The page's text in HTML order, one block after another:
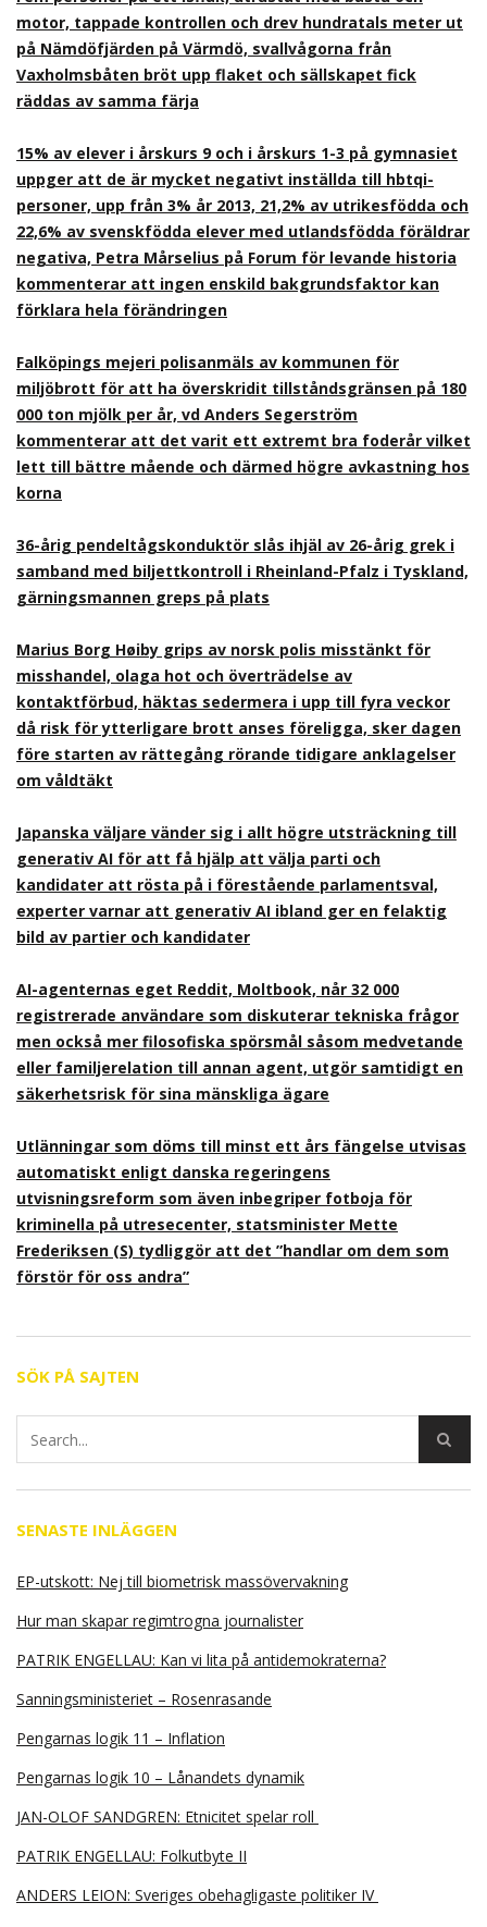
motor, tappade kontrollen och drev hundratals meter ut
på Nämdöfjärden på Värmdö, svallvågorna från
Vaxholmsbåten bröt upp flaket och sällskapet fick
räddas av samma färja
15% av elever i årskurs 9 och i årskurs 1-3 på gymnasiet
uppger att de är mycket negativt inställda till hbtqi-
personer, upp från 3% år 2013, 21,2% av utrikesfödda och
22,6% av svenskfödda elever med utlandsfödda föräldrar
negativa, Petra Mårselius på Forum för levande historia
kommenterar att ingen enskild bakgrundsfaktor kan
förklara hela förändringen
Falköpings mejeri polisanmäls av kommunen för
miljöbrott för att ha överskridit tillståndsgränsen på 180
000 ton mjölk per år, vd Anders Segerström
kommenterar att det varit ett extremt bra foderår vilket
lett till bättre mående och därmed högre avkastning hos
korna
36-årig pendeltågskonduktör slås ihjäl av 26-årig grek i
samband med biljettkontroll i Rheinland-Pfalz i Tyskland,
gärningsmannen greps på plats
Marius Borg Høiby grips av norsk polis misstänkt för
misshandel, olaga hot och överträdelse av
kontaktförbud, häktas sedermera i upp till fyra veckor
då risk för ytterligare brott anses föreligga, sker dagen
före starten av rättegång rörande tidigare anklagelser
om våldtäkt
Japanska väljare vänder sig i allt högre utsträckning till
generativ AI för att få hjälp att välja parti och
kandidater att rösta på i förestående parlamentsval,
experter varnar att generativ AI ibland ger en felaktig
bild av partier och kandidater
AI-agenternas eget Reddit, Moltbook, når 32 000
registrerade användare som diskuterar tekniska frågor
men också mer filosofiska spörsmål såsom medvetande
eller familjerelation till annan agent, utgör samtidigt en
säkerhetsrisk för sina mänskliga ägare
Utlänningar som döms till minst ett års fängelse utvisas
automatiskt enligt danska regeringens
utvisningsreform som även inbegriper fotboja för
kriminella på utresecenter, statsminister Mette
Frederiksen (S) tydliggör att det ”handlar om dem som
förstör för oss andra”
SÖK PÅ SAJTEN
SENASTE INLÄGGEN
EP-utskott: Nej till biometrisk massövervakning
Hur man skapar regimtrogna journalister
PATRIK ENGELLAU: Kan vi lita på antidemokraterna?
Sanningsministeriet – Rosenrasande
Pengarnas logik 11 – Inflation
Pengarnas logik 10 – Lånandets dynamik
JAN-OLOF SANDGREN: Etnicitet spelar roll
PATRIK ENGELLAU: Folkutbyte II
ANDERS LEION: Sveriges obehagligaste politiker IV